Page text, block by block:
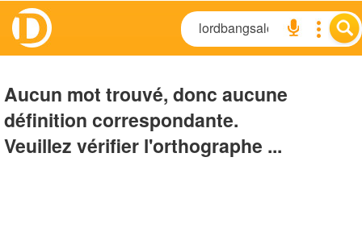
Aucun mot trouvé, donc aucune
définition correspondante.
Veuillez vérifier l'orthographe ...